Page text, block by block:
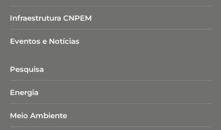
Infraestrutura CNPEM
Eventos e Notícias
Pesquisa
Energia
Meio Ambiente